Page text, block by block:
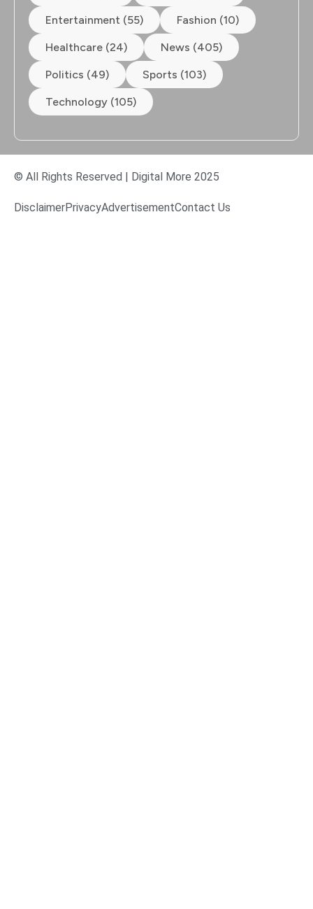
Entertainment (55) Fashion (10)
Healthcare (24) News (405)
Politics (49) Sports (103)
Technology (105)
© All Rights Reserved | Digital More 2025
DisclaimerPrivacyAdvertisementContact Us